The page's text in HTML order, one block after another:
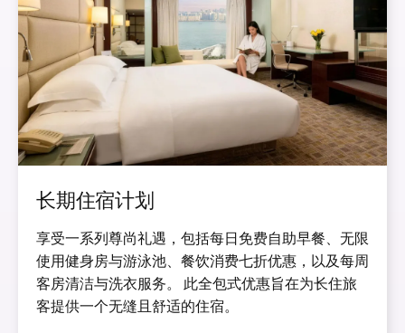
长期住宿计划
享受一系列尊尚礼遇，包括每日免费自助早餐、无限
使用健身房与游泳池、餐饮消费七折优惠，以及每周
客房清洁与洗衣服务。 此全包式优惠旨在为长住旅
客提供一个无缝且舒适的住宿。